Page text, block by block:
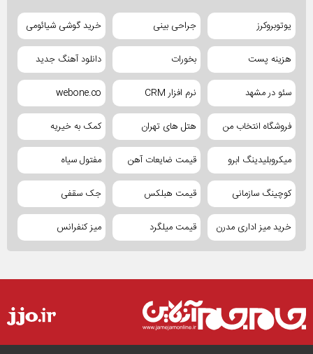
یوتوبروکرز جراحی بینی خرید گوشی شیائومی
هزینه پست بخورات دانلود آهنگ جدید
سئو در مشهد نرم افزار CRM webone.co
فروشگاه انتخاب من هتل های تهران کمک به خیریه
میکروبلیدینگ ابرو قیمت ضایعات آهن مفتول سیاه
کوچینگ سازمانی قیمت هبلکس جک سقفی
خرید میز اداری مدرن قیمت میلگرد میز کنفرانس